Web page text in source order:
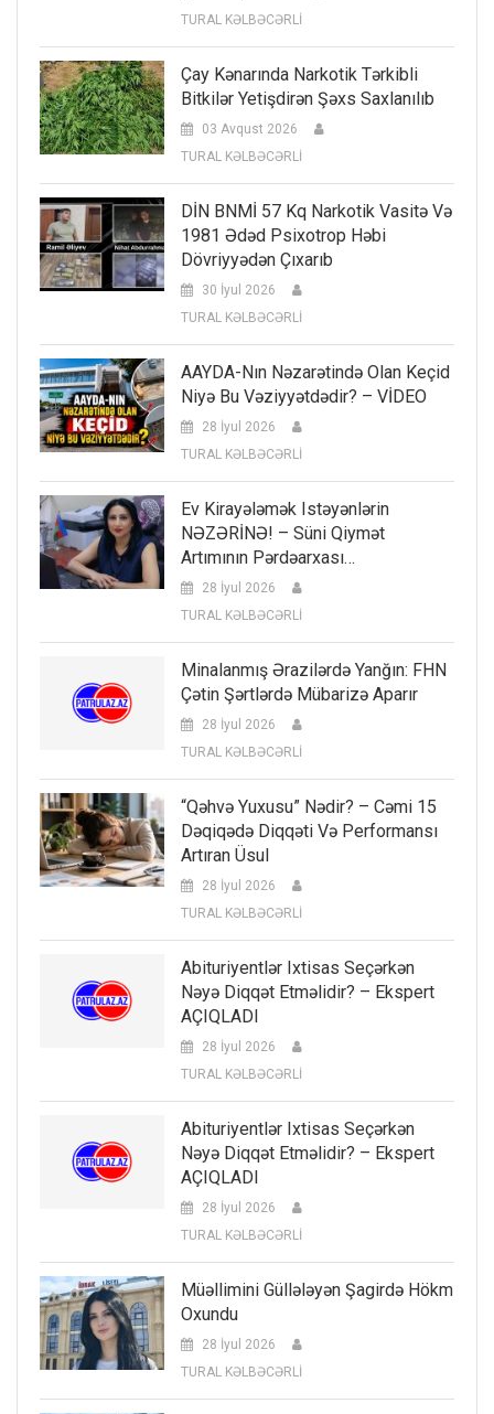
TURAL KƏLBƏCƏRLİ
Çay Kənarında Narkotik Tərkibli
Bitkilər Yetişdirən Şəxs Saxlanılıb
03 Avqust 2026
TURAL KƏLBƏCƏRLİ
DİN BNMİ 57 Kq Narkotik Vasitə Və
1981 Ədəd Psixotrop Həbi
Dövriyyədən Çıxarıb
30 İyul 2026
TURAL KƏLBƏCƏRLİ
AAYDA-Nın Nəzarətində Olan Keçid
Niyə Bu Vəziyyətdədir? – VİDEO
28 İyul 2026
TURAL KƏLBƏCƏRLİ
Ev Kirayələmək Istəyənlərin
NƏZƏRİNƏ! – Süni Qiymət
Artımının Pərdəarxası…
28 İyul 2026
TURAL KƏLBƏCƏRLİ
Minalanmış Ərazilərdə Yanğın: FHN
Çətin Şərtlərdə Mübarizə Aparır
28 İyul 2026
TURAL KƏLBƏCƏRLİ
“Qəhvə Yuxusu” Nədir? – Cəmi 15
Dəqiqədə Diqqəti Və Performansı
Artıran Üsul
28 İyul 2026
TURAL KƏLBƏCƏRLİ
Abituriyentlər Ixtisas Seçərkən
Nəyə Diqqət Etməlidir? – Ekspert
AÇIQLADI
28 İyul 2026
TURAL KƏLBƏCƏRLİ
Abituriyentlər Ixtisas Seçərkən
Nəyə Diqqət Etməlidir? – Ekspert
AÇIQLADI
28 İyul 2026
TURAL KƏLBƏCƏRLİ
Müəllimini Güllələyən Şagirdə Hökm
Oxundu
28 İyul 2026
TURAL KƏLBƏCƏRLİ